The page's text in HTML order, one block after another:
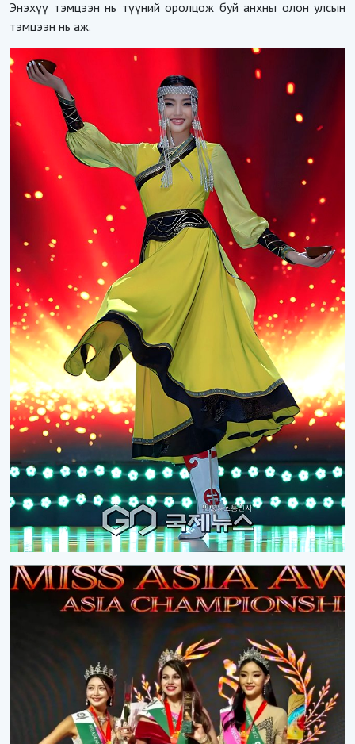
Энэхүү тэмцээн нь түүний оролцож буй анхны олон улсын
тэмцээн нь аж.